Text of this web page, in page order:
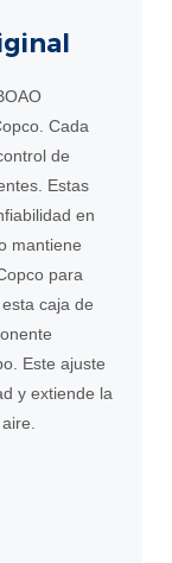
Cada
de
Estas
en
mantiene
para
caja de
Este ajuste
y extiende la